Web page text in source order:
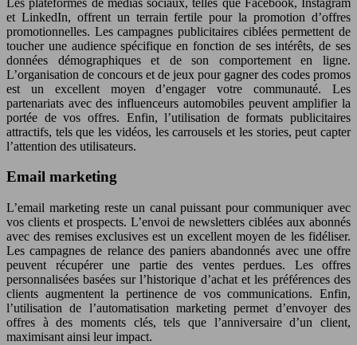
et LinkedIn, offrent un terrain fertile pour la promotion d’offres
promotionnelles. Les campagnes publicitaires ciblées permettent de
toucher une audience spécifique en fonction de ses intérêts, de ses
données démographiques et de son comportement en ligne.
L’organisation de concours et de jeux pour gagner des codes promos
est un excellent moyen d’engager votre communauté. Les
partenariats avec des influenceurs automobiles peuvent amplifier la
portée de vos offres. Enfin, l’utilisation de formats publicitaires
attractifs, tels que les vidéos, les carrousels et les stories, peut capter
l’attention des utilisateurs.
Email marketing
L’email marketing reste un canal puissant pour communiquer avec
vos clients et prospects. L’envoi de newsletters ciblées aux abonnés
avec des remises exclusives est un excellent moyen de les fidéliser.
Les campagnes de relance des paniers abandonnés avec une offre
peuvent récupérer une partie des ventes perdues. Les offres
personnalisées basées sur l’historique d’achat et les préférences des
clients augmentent la pertinence de vos communications. Enfin,
l’utilisation de l’automatisation marketing permet d’envoyer des
offres à des moments clés, tels que l’anniversaire d’un client,
maximisant ainsi leur impact.